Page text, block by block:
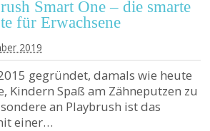
Smart One – die smarte
für Erwachsene
2019
gegründet, damals wie heute
Kindern Spaß am Zähneputzen zu
an Playbrush ist das
einer…